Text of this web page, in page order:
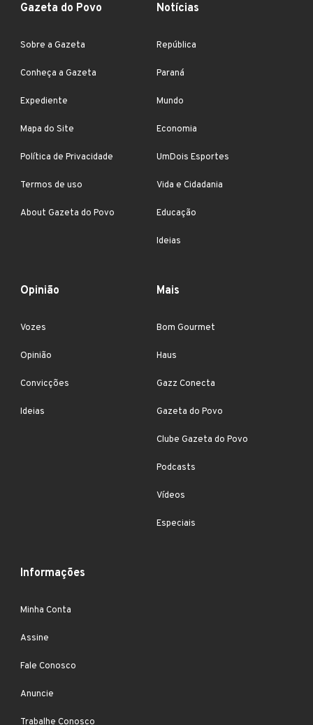
Gazeta do Povo
Sobre a Gazeta
Conheça a Gazeta
Expediente
Mapa do Site
Política de Privacidade
Termos de uso
About Gazeta do Povo
Notícias
República
Paraná
Mundo
Economia
UmDois Esportes
Vida e Cidadania
Educação
Ideias
Opinião
Vozes
Opinião
Convicções
Ideias
Mais
Bom Gourmet
Haus
Gazz Conecta
Gazeta do Povo
Clube Gazeta do Povo
Podcasts
Vídeos
Especiais
Informações
Minha Conta
Assine
Fale Conosco
Anuncie
Trabalhe Conosco